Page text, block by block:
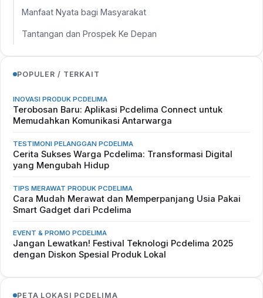
Manfaat Nyata bagi Masyarakat
Tantangan dan Prospek Ke Depan
POPULER / TERKAIT
INOVASI PRODUK PCDELIMA
Terobosan Baru: Aplikasi Pcdelima Connect untuk
Memudahkan Komunikasi Antarwarga
TESTIMONI PELANGGAN PCDELIMA
Cerita Sukses Warga Pcdelima: Transformasi Digital
yang Mengubah Hidup
TIPS MERAWAT PRODUK PCDELIMA
Cara Mudah Merawat dan Memperpanjang Usia Pakai
Smart Gadget dari Pcdelima
EVENT & PROMO PCDELIMA
Jangan Lewatkan! Festival Teknologi Pcdelima 2025
dengan Diskon Spesial Produk Lokal
PETA LOKASI PCDELIMA